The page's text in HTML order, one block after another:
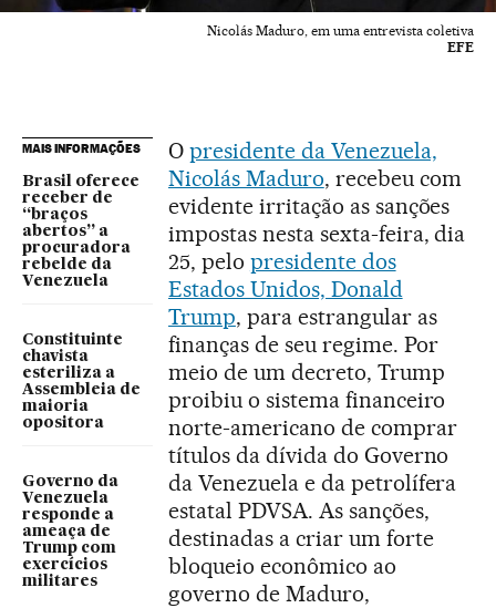
Nicolás Maduro, em uma entrevista coletiva
EFE
MAIS INFORMAÇÕES
Brasil oferece
receber de
“braços
abertos” a
procuradora
rebelde da
Venezuela
Constituinte
chavista
esteriliza a
Assembleia de
maioria
opositora
Governo da
Venezuela
responde a
ameaça de
Trump com
exercícios
militares
O presidente da Venezuela,
Nicolás Maduro, recebeu com
evidente irritação as sanções
impostas nesta sexta-feira, dia
25, pelo presidente dos
Estados Unidos, Donald
Trump, para estrangular as
finanças de seu regime. Por
meio de um decreto, Trump
proibiu o sistema financeiro
norte-americano de comprar
títulos da dívida do Governo
da Venezuela e da petrolífera
estatal PDVSA. As sanções,
destinadas a criar um forte
bloqueio econômico ao
governo de Maduro,